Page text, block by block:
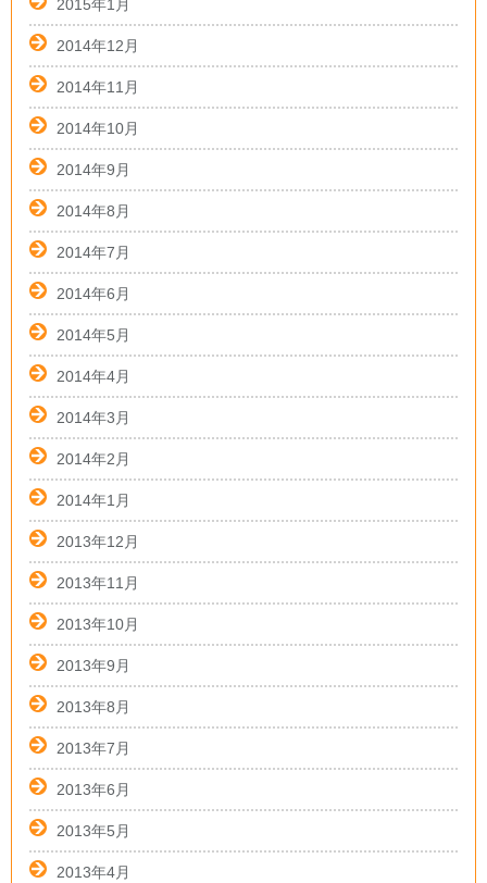
2015年1月
2014年12月
2014年11月
2014年10月
2014年9月
2014年8月
2014年7月
2014年6月
2014年5月
2014年4月
2014年3月
2014年2月
2014年1月
2013年12月
2013年11月
2013年10月
2013年9月
2013年8月
2013年7月
2013年6月
2013年5月
2013年4月